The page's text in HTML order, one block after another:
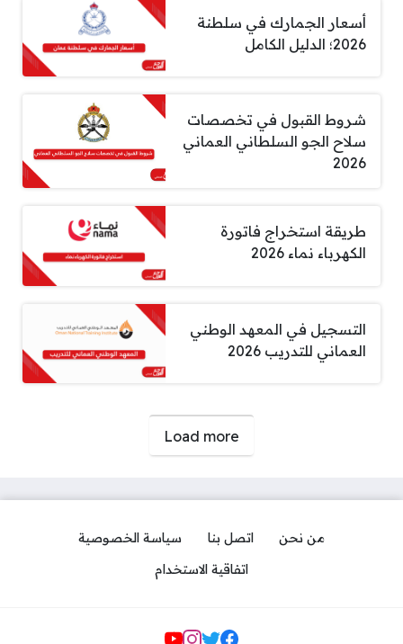
أسعار الجمارك في سلطنة
2026؛ الدليل الكامل
شروط القبول في تخصصات
سلاح الجو السلطاني العماني
2026
طريقة استخراج فاتورة
الكهرباء نماء 2026
التسجيل في المعهد الوطني
العماني للتدريب 2026
Load more
من نحن اتصل بنا
سياسة الخصوصية
اتفاقية الاستخدام